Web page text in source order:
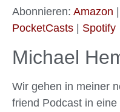
RSS FEED
Abonnieren: Amazon
PocketCasts
Spotify
Michael
Wir gehen in meiner
friend Podcast in